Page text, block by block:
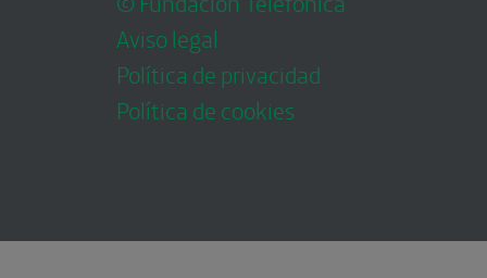
Aviso legal
Política de privacidad
Política de cookies